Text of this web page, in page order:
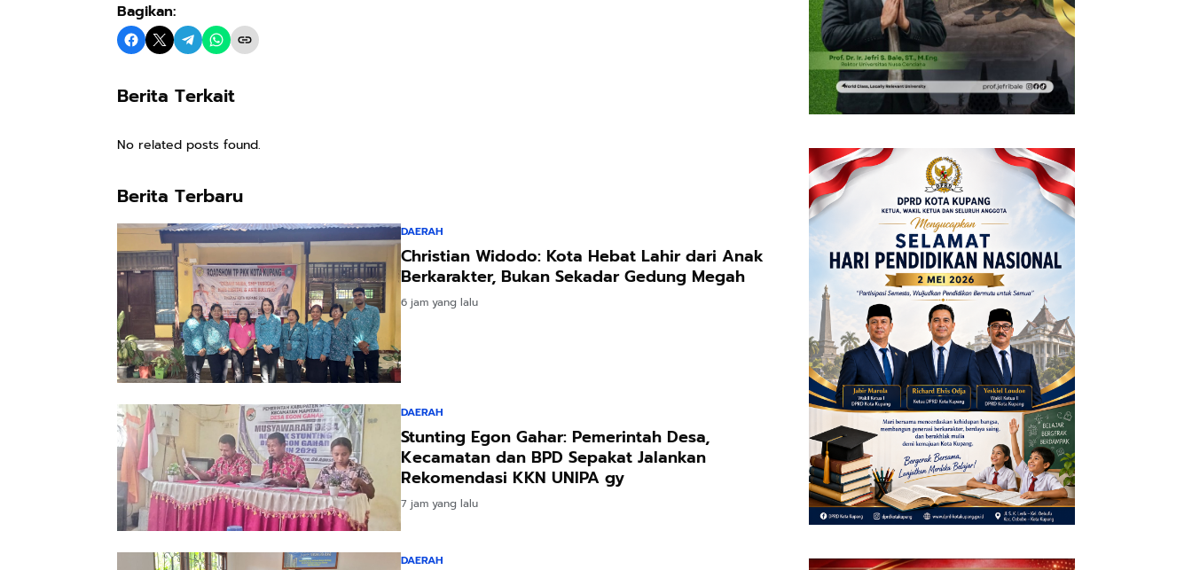
Bagikan:
Berita Terkait
No related posts found.
Berita Terbaru
DAERAH
Christian Widodo: Kota Hebat Lahir dari Anak
Berkarakter, Bukan Sekadar Gedung Megah
6 jam yang lalu
DAERAH
Stunting Egon Gahar: Pemerintah Desa,
Kecamatan dan BPD Sepakat Jalankan
Rekomendasi KKN UNIPA gy
7 jam yang lalu
DAERAH